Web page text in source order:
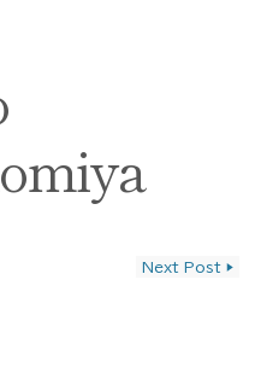
Next Post ▶